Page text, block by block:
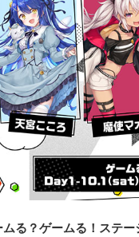
る？ゲームる！ステー